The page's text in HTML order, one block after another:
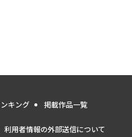
キング 掲載作品一覧
利用者情報の外部送信について